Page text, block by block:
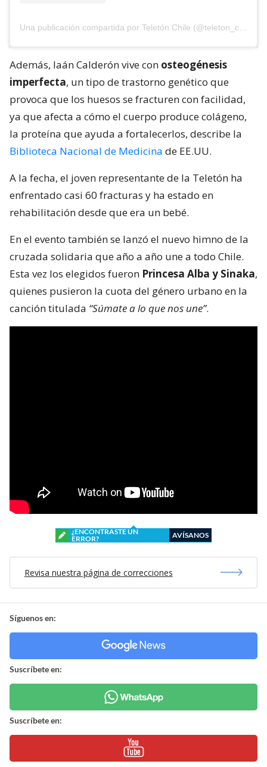
Además, Iaán Calderón vive con osteogénesis
imperfecta, un tipo de trastorno genético que
provoca que los huesos se fracturen con facilidad,
ya que afecta a cómo el cuerpo produce colágeno,
la proteína que ayuda a fortalecerlos, describe la
Biblioteca Nacional de Medicina de EE.UU.
A la fecha, el joven representante de la Teletón ha
enfrentado casi 60 fracturas y ha estado en
rehabilitación desde que era un bebé.
En el evento también se lanzó el nuevo himno de la
cruzada solidaria que año a año une a todo Chile.
Esta vez los elegidos fueron Princesa Alba y Sinaka,
quienes pusieron la cuota del género urbano en la
canción titulada “Súmate a lo que nos une”.
¿ENCONTRASTE UN
ERROR?
AVÍSANOS
Revisa nuestra página de correcciones
Síguenos en:
Suscríbete en:
Suscríbete en: